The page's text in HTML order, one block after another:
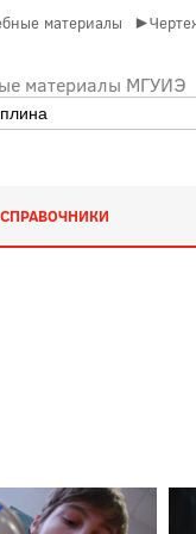
материалы
материалы МГУИЭ